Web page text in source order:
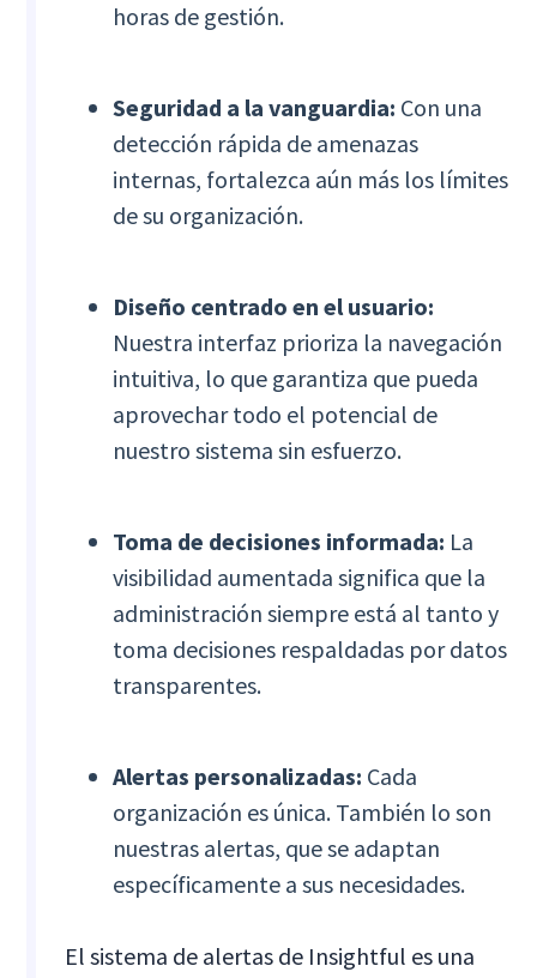
horas de gestión.
Seguridad a la vanguardia: Con una
detección rápida de amenazas
internas, fortalezca aún más los límites
de su organización.
Diseño centrado en el usuario:
Nuestra interfaz prioriza la navegación
intuitiva, lo que garantiza que pueda
aprovechar todo el potencial de
nuestro sistema sin esfuerzo.
Toma de decisiones informada: La
visibilidad aumentada significa que la
administración siempre está al tanto y
toma decisiones respaldadas por datos
transparentes.
Alertas personalizadas: Cada
organización es única. También lo son
nuestras alertas, que se adaptan
específicamente a sus necesidades.
El sistema de alertas de Insightful es una